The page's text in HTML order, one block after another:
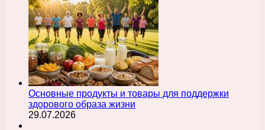
Основные продукты и товары для поддержки
здорового образа жизни
29.07.2026